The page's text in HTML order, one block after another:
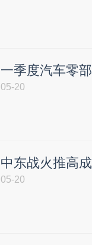
一季度汽车零
05-20
中东战火推高
05-20